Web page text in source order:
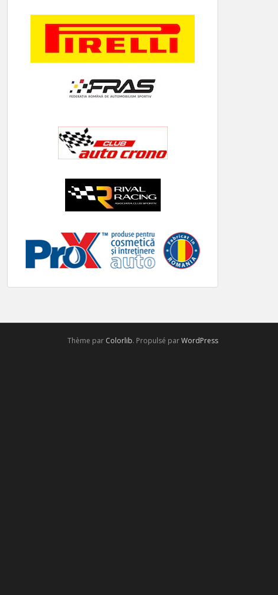
Thème par Colorlib. Propulsé parWordPress